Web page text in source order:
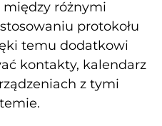
różnymi
protokołu
temu dodatkowi
kontakty, kalendarz
z tymi